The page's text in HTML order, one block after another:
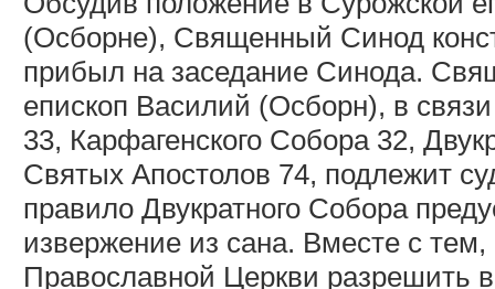
(Осборне), Священный Синод
прибыл на заседание Синода.
епископ Василий (Осборн), в
33, Карфагенского Собора 32,
Святых Апостолов 74, подлежит
правило Двукратного Собора
извержение из сана. Вместе с
Православной Церкви разрешить